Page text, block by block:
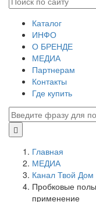
Каталог
ИНФО
О БРЕНДЕ
МЕДИА
Партнерам
Контакты
Где купить
Главная
МЕДИА
Канал Твой Дом
Пробковые
применение